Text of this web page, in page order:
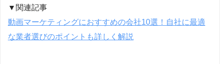
▼関連記事
動画マーケティングにおすすめの会社10選！自社に最適
な業者選びのポイントも詳しく解説